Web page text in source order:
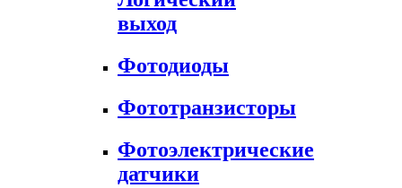
выход
Фотодиоды
Фототранзисторы
Фотоэлектрические
датчики